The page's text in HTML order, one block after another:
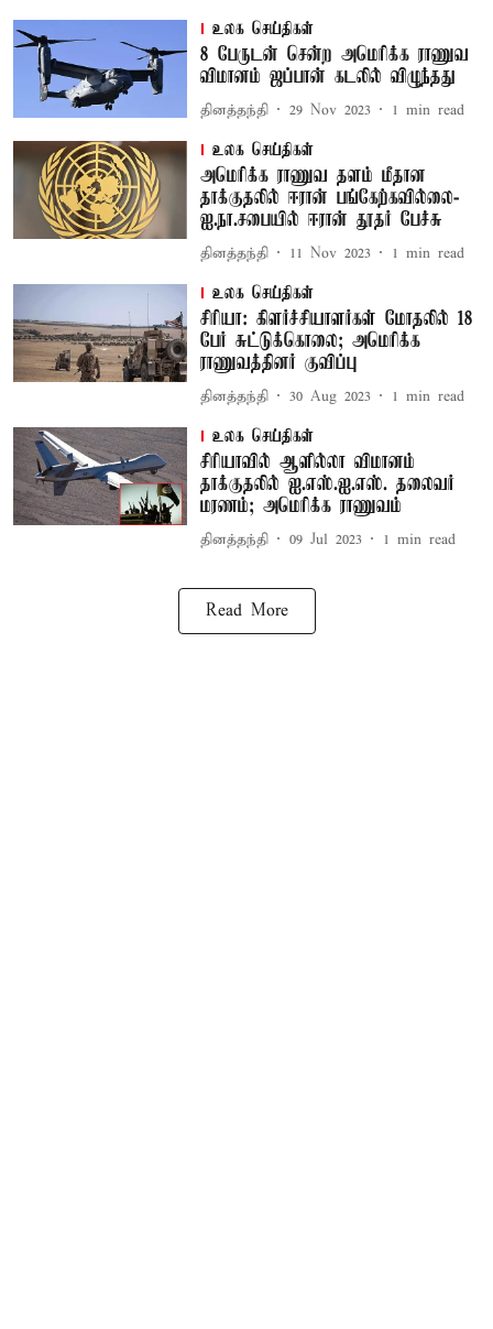
உலக செய்திகள்
8 பேருடன் சென்ற அமெரிக்க ராணுவ
விமானம் ஜப்பான் கடலில் விழுந்தது
தினத்தந்தி 29 Nov 2023 1 min read
உலக செய்திகள்
அமெரிக்க ராணுவ தளம் மீதான
தாக்குதலில் ஈரான் பங்கேற்கவில்லை-
ஐ.நா.சபையில் ஈரான் தூதர் பேச்சு
தினத்தந்தி 11 Nov 2023 1 min read
உலக செய்திகள்
சிரியா: கிளர்ச்சியாளர்கள் மோதலில் 18
பேர் சுட்டுக்கொலை; அமெரிக்க
ராணுவத்தினர் குவிப்பு
தினத்தந்தி 30 Aug 2023 1 min read
உலக செய்திகள்
சிரியாவில் ஆளில்லா விமானம்
தாக்குதலில் ஐ.எஸ்.ஐ.எஸ். தலைவர்
மரணம்; அமெரிக்க ராணுவம்
தினத்தந்தி 09 Jul 2023 1 min read
Read More